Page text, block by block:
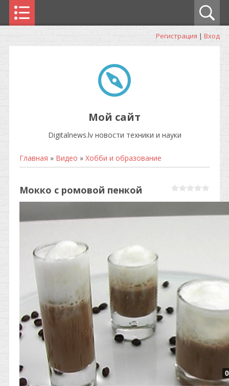
Регистрация | Вход
Мой сайт
Digitalnews.lv новости техники и науки
Главная » Видео » Хобби и образование
Мокко с ромовой пенкой